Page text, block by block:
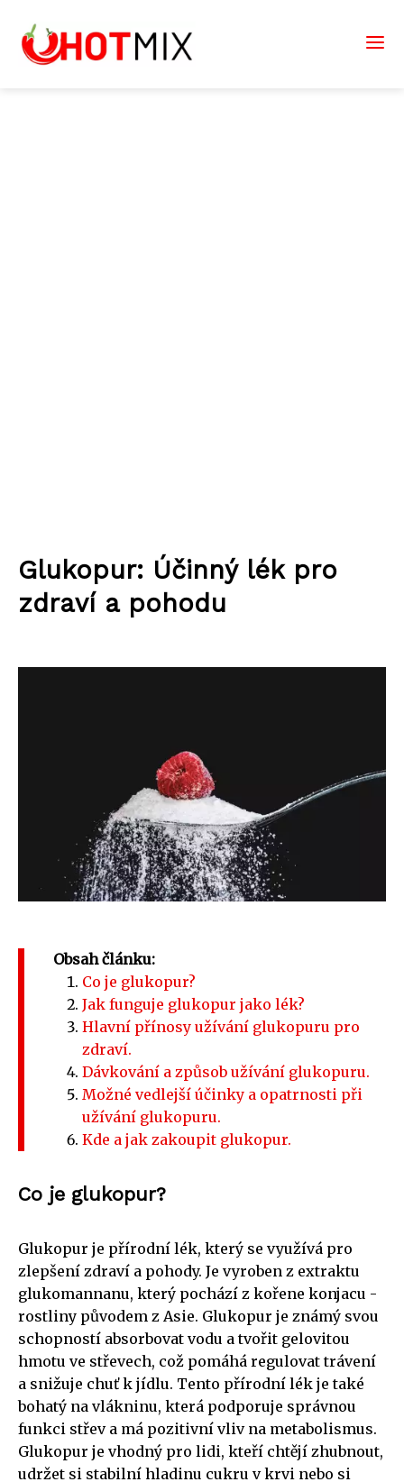
Glukopur: Účinný lék pro
zdraví a pohodu
Obsah článku:
Co je glukopur?
Jak funguje glukopur jako lék?
Hlavní přínosy užívání glukopuru pro
zdraví.
Dávkování a způsob užívání glukopuru.
Možné vedlejší účinky a opatrnosti při
užívání glukopuru.
Kde a jak zakoupit glukopur.
Co je glukopur?
Glukopur je přírodní lék, který se využívá pro
zlepšení zdraví a pohody. Je vyroben z extraktu
glukomannanu, který pochází z kořene konjacu -
rostliny původem z Asie. Glukopur je známý svou
schopností absorbovat vodu a tvořit gelovitou
hmotu ve střevech, což pomáhá regulovat trávení
a snižuje chuť k jídlu. Tento přírodní lék je také
bohatý na vlákninu, která podporuje správnou
funkci střev a má pozitivní vliv na metabolismus.
Glukopur je vhodný pro lidi, kteří chtějí zhubnout,
udržet si stabilní hladinu cukru v krvi nebo si